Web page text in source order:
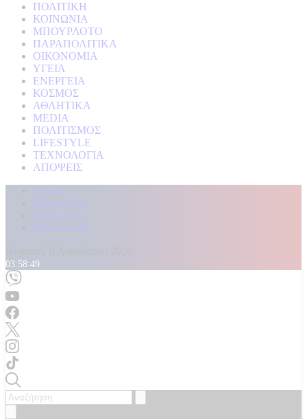
ΠΟΛΙΤΙΚΗ
ΚΟΙΝΩΝΙΑ
ΜΠΟΥΡΛΟΤΟ
ΠΑΡΑΠΟΛΙΤΙΚΑ
ΟΙΚΟΝΟΜΙΑ
ΥΓΕΙΑ
ΕΝΕΡΓΕΙΑ
ΚΟΣΜΟΣ
ΑΘΛΗΤΙΚΑ
MEDIA
ΠΟΛΙΤΙΣΜΟΣ
LIFESTYLE
ΤΕΧΝΟΛΟΓΙΑ
ΑΠΟΨΕΙΣ
Αρχική
Kontra Live
Καταγγελίες
Επικοινωνία
03:58:51